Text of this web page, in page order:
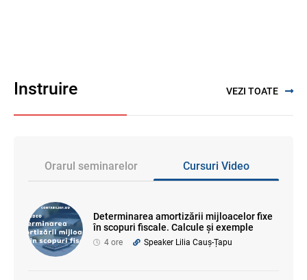
Instruire VEZI TOATE
Orarul seminarelor Cursuri Video
Determinarea amortizării mijloacelor fixe
în scopuri fiscale. Calcule și exemple
4 ore Speaker Lilia Cauș-Țapu